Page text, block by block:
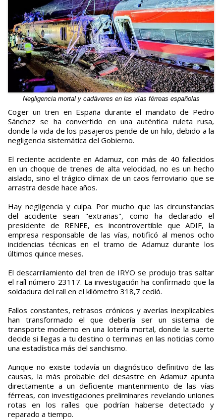
Negligencia mortal y cadáveres en las vías férreas españolas
Coger un tren en España durante el mandato de Pedro
Sánchez se ha convertido en una auténtica ruleta rusa,
donde la vida de los pasajeros pende de un hilo, debido a la
negligencia sistemática del Gobierno.
El reciente accidente en Adamuz, con más de 40 fallecidos
en un choque de trenes de alta velocidad, no es un hecho
aislado, sino el trágico clímax de un caos ferroviario que se
arrastra desde hace años.
Hay negligencia y culpa. Por mucho que las circunstancias
del accidente sean "extrañas", como ha declarado el
presidente de RENFE, es incontrovertible que ADIF, la
empresa responsable de las vías, notificó al menos ocho
incidencias técnicas en el tramo de Adamuz durante los
últimos quince meses.
El descarrilamiento del tren de IRYO se produjo tras saltar
el raíl número 23117. La investigación ha confirmado que la
soldadura del raíl en el kilómetro 318,7 cedió.
Fallos constantes, retrasos crónicos y averías inexplicables
han transformado el que debería ser un sistema de
transporte moderno en una lotería mortal, donde la suerte
decide si llegas a tu destino o terminas en las noticias como
una estadística más del sanchismo.
Aunque no existe todavía un diagnóstico definitivo de las
causas, la más probable del desastre en Adamuz apunta
directamente a un deficiente mantenimiento de las vías
férreas, con investigaciones preliminares revelando uniones
rotas en los raíles que podrían haberse detectado y
reparado a tiempo.